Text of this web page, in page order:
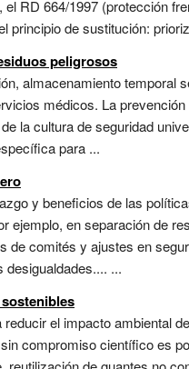
RD 664/1997 (protección
principio de sustitución:
peligrosos
almacenamiento temporal
médicos. La
la cultura de seguridad
para ...
y beneficios de las
ejemplo, en separación de
de comités y ajustes en
desigualdades.... ...
el impacto ambiental
compromiso científico es